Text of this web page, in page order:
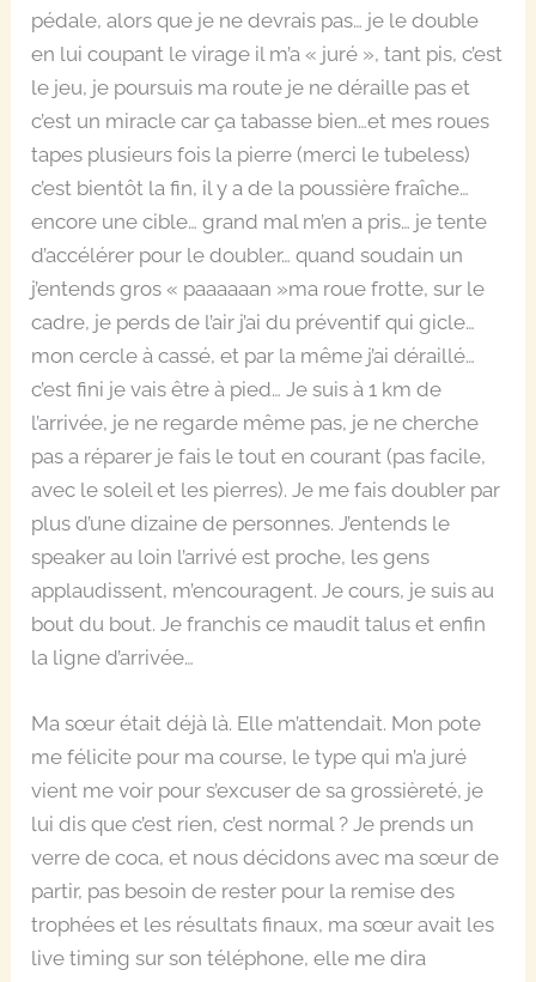
pédale, alors que je ne devrais pas… je le double
en lui coupant le virage il m’a « juré », tant pis, c’est
le jeu, je poursuis ma route je ne déraille pas et
c’est un miracle car ça tabasse bien…et mes roues
tapes plusieurs fois la pierre (merci le tubeless)
c’est bientôt la fin, il y a de la poussière fraîche…
encore une cible… grand mal m’en a pris… je tente
d’accélérer pour le doubler… quand soudain un
j’entends gros « paaaaaan »ma roue frotte, sur le
cadre, je perds de l’air j’ai du préventif qui gicle…
mon cercle à cassé, et par la même j’ai déraillé…
c’est fini je vais être à pied… Je suis à 1 km de
l’arrivée, je ne regarde même pas, je ne cherche
pas a réparer je fais le tout en courant (pas facile,
avec le soleil et les pierres). Je me fais doubler par
plus d’une dizaine de personnes. J’entends le
speaker au loin l’arrivé est proche, les gens
applaudissent, m’encouragent. Je cours, je suis au
bout du bout. Je franchis ce maudit talus et enfin
la ligne d’arrivée…
Ma sœur était déjà là. Elle m’attendait. Mon pote
me félicite pour ma course, le type qui m’a juré
vient me voir pour s’excuser de sa grossièreté, je
lui dis que c’est rien, c’est normal ? Je prends un
verre de coca, et nous décidons avec ma sœur de
partir, pas besoin de rester pour la remise des
trophées et les résultats finaux, ma sœur avait les
live timing sur son téléphone, elle me dira